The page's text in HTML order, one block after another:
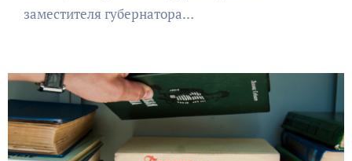
заместителя губернатора…